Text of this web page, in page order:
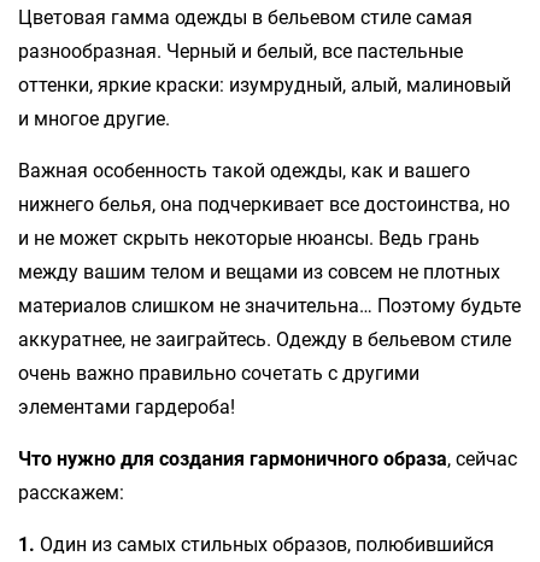
Цветовая гамма одежды в бельевом стиле самая
разнообразная. Черный и белый, все пастельные
оттенки, яркие краски: изумрудный, алый, малиновый
и многое другие.
Важная особенность такой одежды, как и вашего
нижнего белья, она подчеркивает все достоинства, но
и не может скрыть некоторые нюансы. Ведь грань
между вашим телом и вещами из совсем не плотных
материалов слишком не значительна… Поэтому будьте
аккуратнее, не заиграйтесь. Одежду в бельевом стиле
очень важно правильно сочетать с другими
элементами гардероба!
Что нужно для создания гармоничного образа, сейчас
расскажем:
1. Один из самых стильных образов, полюбившийся